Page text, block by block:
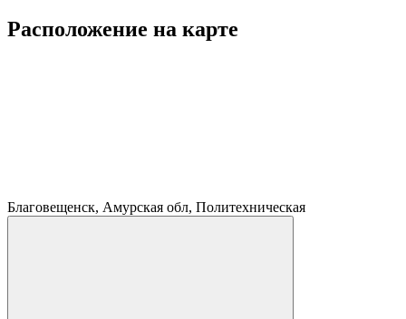
Расположение на карте
Благовещенск, Амурская обл, Политехническая